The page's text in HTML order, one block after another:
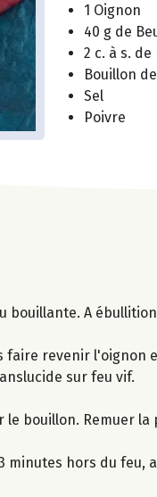
1 Oignon
40 g de
2 c. à s.
Bouillon
Sel
Poivre
bouillante. A
faire revenir l'oignon
sur feu vif.
bouillon. Remuer
hors du feu,